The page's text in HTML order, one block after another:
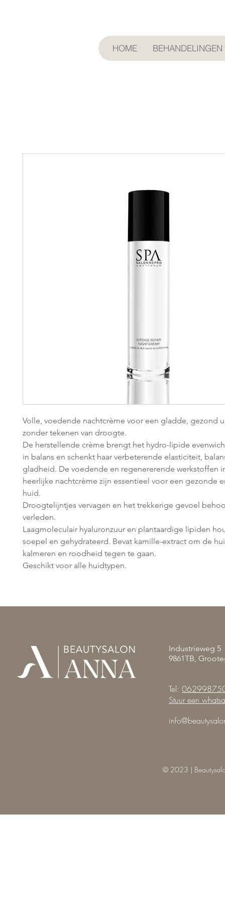
HOME BEHANDELINGEN
Volle, voedende nachtcrème voor een gladde, gezond
zonder tekenen van droogte.
De herstellende crème brengt het hydro-lipide
in balans en schenkt haar verbeterende elasticiteit,
gladheid. De voedende en regenererende werkstoffen
heerlijke nachtcrème zijn essentieel voor een gezonde
huid.
Droogtelijntjes vervagen en het trekkerige gevoel
verleden.
Laagmoleculair hyaluronzuur en plantaardige lipiden
soepel en gehydrateerd. Bevat kamille-extract om de
kalmeren en roodheid tegen te gaan.
Geschikt voor alle huidtypen.
Industrieweg 5
9861TB,
Tel:
Stuur een
© 2023 |